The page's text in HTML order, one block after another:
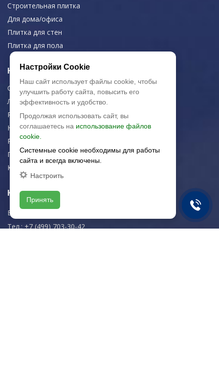
Строительная плитка
Для дома/офиса
Плитка для стен
Плитка для пола
Навигация
О компании
Логистика
Резка керамогранита
Новости
Рекомендации
Портфолио
Контакты
Контактная информация
E-mail:
Тел.: +7 (499) 703-30-42
Настройки Cookie
Наш сайт использует файлы cookie, чтобы
улучшить работу сайта, повысить его
эффективность и удобство.
Продолжая использовать сайт, вы
соглашаетесь на использование файлов
cookie.
Системные cookie необходимы для работы
сайта и всегда включены.
Настроить
Принять